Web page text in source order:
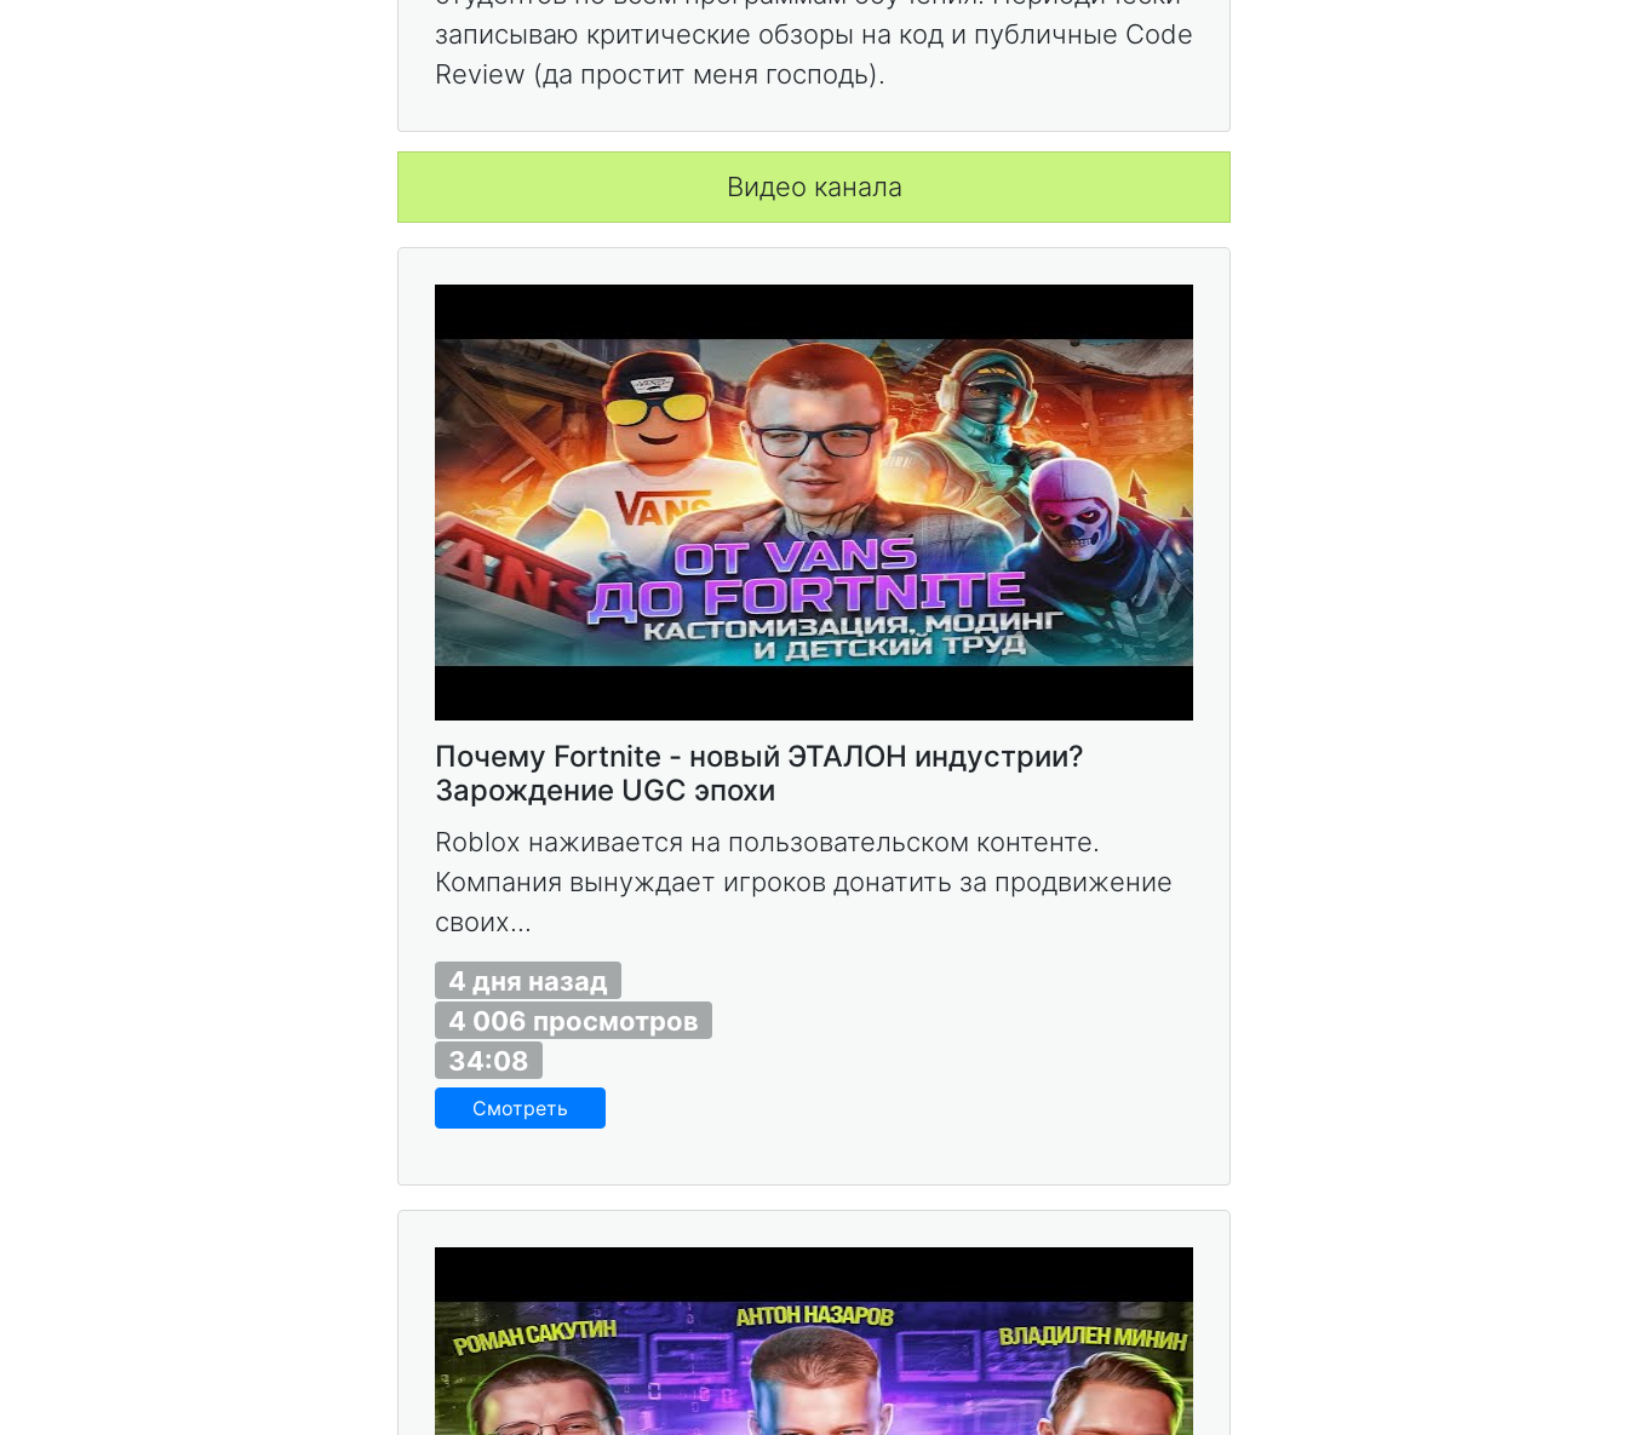
записываю критические обзоры на код и публичные Code
Review (да простит меня господь).
Видео канала
Почему Fortnite - новый ЭТАЛОН индустрии?
Зарождение UGC эпохи
Roblox наживается на пользовательском контенте.
Компания вынуждает игроков донатить за продвижение
своих...
4 дня назад
4 006 просмотров
34:08
Смотреть